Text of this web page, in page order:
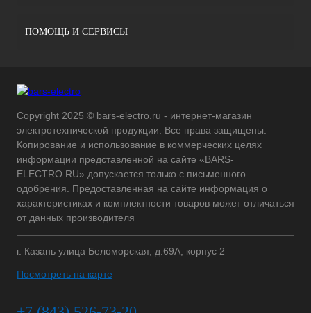
ПОМОЩЬ И СЕРВИСЫ
Copyright 2025 © bars-electro.ru - интернет-магазин
электротехнической продукции. Все права защищены.
Копирование и использование в коммерческих целях
информации представленной на сайте «BARS-
ELECTRO.RU» допускается только с письменного
одобрения. Предоставленная на сайте информация о
характеристиках и комплектности товаров может отличаться
от данных производителя
г. Казань улица Беломорская, д.69А, корпус 2
Посмотреть на карте